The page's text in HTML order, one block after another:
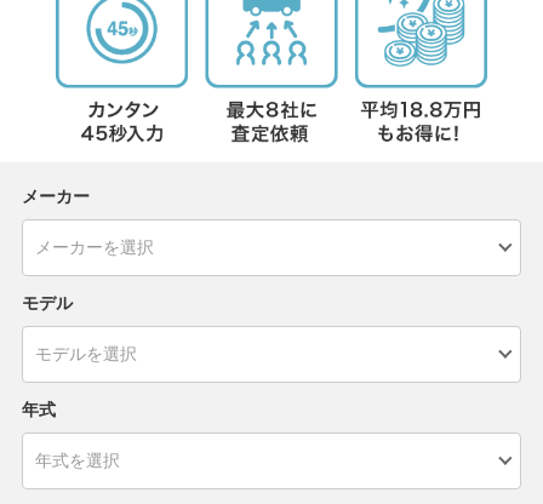
メーカー
モデル
年式